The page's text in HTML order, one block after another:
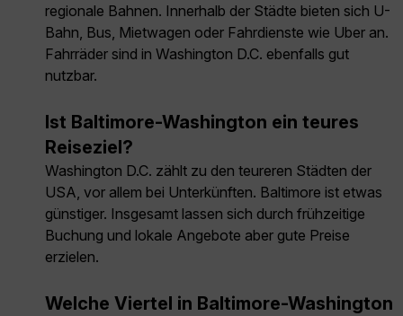
regionale Bahnen. Innerhalb der Städte bieten sich U-
Bahn, Bus, Mietwagen oder Fahrdienste wie Uber an.
Fahrräder sind in Washington D.C. ebenfalls gut
nutzbar.
Ist Baltimore-Washington ein teures
Reiseziel?
Washington D.C. zählt zu den teureren Städten der
USA, vor allem bei Unterkünften. Baltimore ist etwas
günstiger. Insgesamt lassen sich durch frühzeitige
Buchung und lokale Angebote aber gute Preise
erzielen.
Welche Viertel in Baltimore-Washington